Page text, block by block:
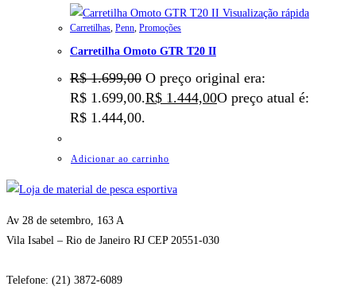
Visualização rápida
Carretilhas Penn Promoções
Carretilha Omoto GTR T20 II
R$1.699,00 O preço original era:
R$ 1.699,00.R$ 1.444,00O preço atual é:
R$ 1.444,00.
Adicionar ao carrinho
Av 28 de setembro, 163 A
Vila Isabel – Rio de Janeiro RJ CEP 20551-030
Telefone: (21) 3872-6089